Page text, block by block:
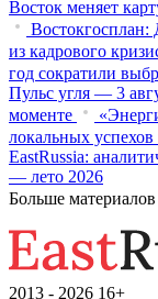
Восток меняет
Востокгосплан:
из кадрового
год сократили
Пульс угля — 3
моменте
локальных
EastRussia:
— лето 2026
Больше материалов
2013 - 2026 16+